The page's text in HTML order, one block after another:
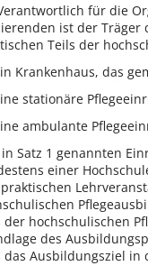
für die
ist der Träger
Teils der
Krankenhaus, das
stationäre
ambulante
in Satz 1 genannten
einer
der hochschulischen
des
das Ausbildungsziel in